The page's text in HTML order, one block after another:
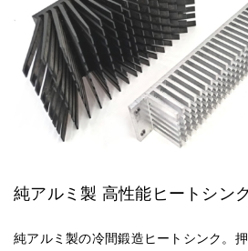
純アルミ製 高性能ヒートシン
純アルミ製の冷間鍛造ヒートシンク。